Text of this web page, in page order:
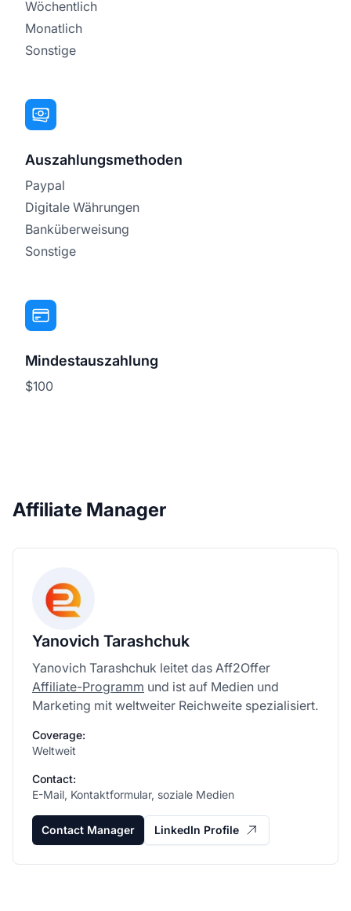
Wöchentlich
Monatlich
Sonstige
Auszahlungsmethoden
Paypal
Digitale Währungen
Banküberweisung
Sonstige
Mindestauszahlung
$100
Affiliate Manager
Yanovich Tarashchuk
Yanovich Tarashchuk leitet das Aff2Offer
Affiliate-Programm und ist auf Medien und
Marketing mit weltweiter Reichweite spezialisiert.
Coverage:
Weltweit
Contact:
E-Mail, Kontaktformular, soziale Medien
Contact Manager LinkedIn Profile